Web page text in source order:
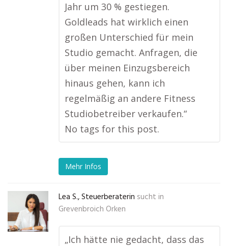
Jahr um 30 % gestiegen.
Goldleads hat wirklich einen
großen Unterschied für mein
Studio gemacht. Anfragen, die
über meinen Einzugsbereich
hinaus gehen, kann ich
regelmäßig an andere Fitness
Studiobetreiber verkaufen.“
No tags for this post.
Mehr Infos
Lea S., Steuerberaterin sucht in
Grevenbroich Orken
„Ich hätte nie gedacht, dass das